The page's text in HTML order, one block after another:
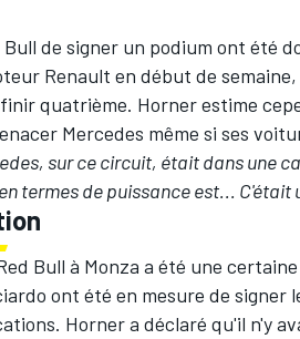
Bull de signer un podium ont été
Renault en début de semaine,
quatrième. Horner estime
Mercedes même si ses
sur ce circuit, était dans une
termes de puissance est...
Bull à Monza a été une
ont été en mesure de signer
Horner a déclaré qu'il n'y